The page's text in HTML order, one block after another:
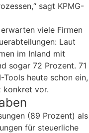
sagt KPMG-
viele Firmen
Laut
im Inland mit
sogar 72 Prozent. 71
heute schon ein,
konkret vor.
(89 Prozent) als
für steuerliche